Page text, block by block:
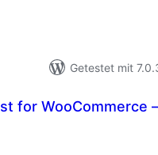
Getestet mit
for WooCommerce